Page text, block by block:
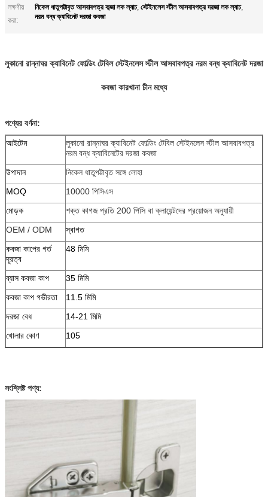
লক্ষণীয়
করা:
নিকেল ধাতুপট্টাবৃত আসবাবপত্র কব্জা লক ল্যাচ, স্টেইনলেস স্টীল আসবাবপত্র দরজা লক ল্যাচ,
নরম বন্ধ ক্যাবিনেট দরজা কবজা
লুকানো রান্নাঘর ক্যাবিনেট ফোল্ডিং টেবিল স্টেইনলেস স্টীল আসবাবপত্র নরম বন্ধ ক্যাবিনেট দরজা
কবজা কারখানা চীন মধ্যে
পণ্যের বর্ণনা:
আইটেম
লুকানো রান্নাঘর ক্যাবিনেট ফোল্ডিং টেবিল স্টেইনলেস স্টীল আসবাবপত্র
নরম বন্ধ ক্যাবিনেটের দরজা কবজা
উপাদান
নিকেল ধাতুপট্টাবৃত সঙ্গে লোহা
MOQ
10000 পিসিএস
মোড়ক
শক্ত কাগজ প্রতি 200 পিসি বা ক্লায়েন্টদের প্রয়োজন অনুযায়ী
OEM / ODM
স্বাগত
কবজা কাপের গর্ত
দূরত্ব
48 মিমি
ব্যাস কবজা কাপ
35 মিমি
কবজা কাপ গভীরতা
11.5 মিমি
দরজা বেধ
14-21 মিমি
খোলার কোণ
105
সংশ্লিষ্ট পণ্য: